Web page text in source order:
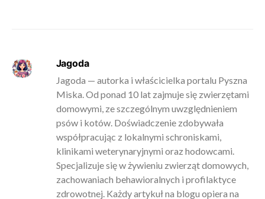
Jagoda
Jagoda — autorka i właścicielka portalu Pyszna
Miska. Od ponad 10 lat zajmuje się zwierzętami
domowymi, ze szczególnym uwzględnieniem
psów i kotów. Doświadczenie zdobywała
współpracując z lokalnymi schroniskami,
klinikami weterynaryjnymi oraz hodowcami.
Specjalizuje się w żywieniu zwierząt domowych,
zachowaniach behawioralnych i profilaktyce
zdrowotnej. Każdy artykuł na blogu opiera na